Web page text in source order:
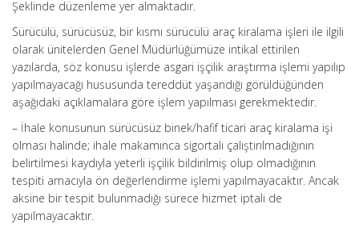
Şeklinde düzenleme yer almaktadır.
Sürücülü, sürücüsüz, bir kısmı sürücülü araç kiralama işleri ile ilgili
olarak ünitelerden Genel Müdürlüğümüze intikal ettirilen
yazılarda, söz konusu işlerde asgari işçilik araştırma işlemi yapılıp
yapılmayacağı hususunda tereddüt yaşandığı görüldüğünden
aşağıdaki açıklamalara göre işlem yapılması gerekmektedir.
– İhale konusunun sürücüsüz binek/hafif ticari araç kiralama işi
olması halinde; ihale makamınca sigortalı çalıştırılmadığının
belirtilmesi kaydıyla yeterli işçilik bildirilmiş olup olmadığının
tespiti amacıyla ön değerlendirme işlemi yapılmayacaktır. Ancak
aksine bir tespit bulunmadığı sürece hizmet iptali de
yapılmayacaktır.